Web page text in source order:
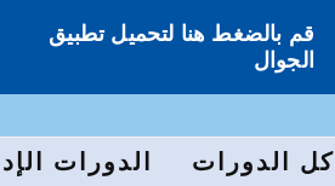
قم بالضغط هنا لتحميل تطبيق
الجوال
كل الدورات الدورات